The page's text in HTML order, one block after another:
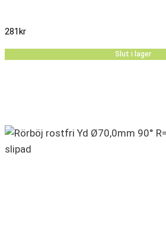
281kr
Slut i lager